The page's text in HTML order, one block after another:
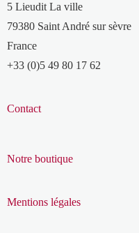
5 Lieudit La ville
79380 Saint André sur sèvre
France
+33 (0)5 49 80 17 62
Contact
Notre boutique
Mentions légales